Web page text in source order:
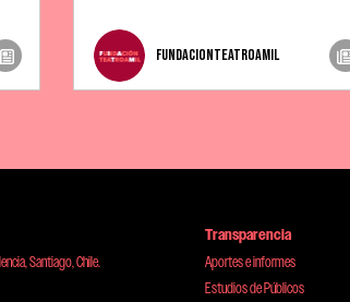
fundacionteatroamil
Santiago, Chile.
Transparencia
Aportes e informes
Estudios de Públicos